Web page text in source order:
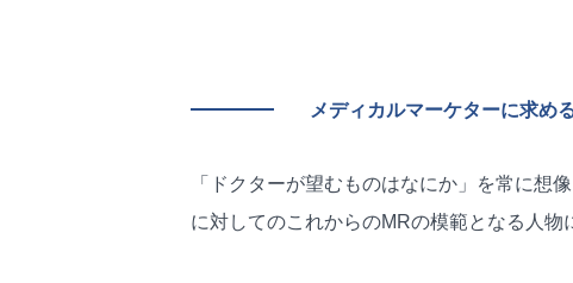
メディカルマーケターに求め
「ドクターが望むものはなにか」を常に想
に対してのこれからのMRの模範となる人物